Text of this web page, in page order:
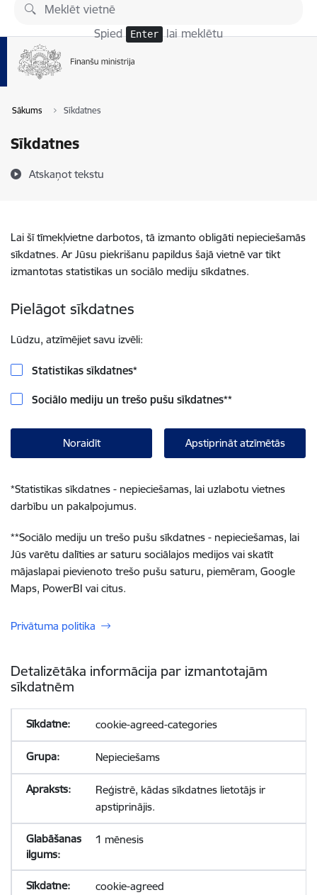
Pāriet uz lapas saturu
Spied Enter lai meklētu
Sākums Sīkdatnes
Sīkdatnes
Atskaņot tekstu
Lai šī tīmekļvietne darbotos, tā izmanto obligāti nepieciešamās
sīkdatnes. Ar Jūsu piekrišanu papildus šajā vietnē var tikt
izmantotas statistikas un sociālo mediju sīkdatnes.
Pielāgot sīkdatnes
Lūdzu, atzīmējiet savu izvēli:
Statistikas sīkdatnes*
Sociālo mediju un trešo pušu sīkdatnes**
Noraidīt Apstiprināt atzīmētās
*Statistikas sīkdatnes - nepieciešamas, lai uzlabotu vietnes
darbību un pakalpojumus.
**Sociālo mediju un trešo pušu sīkdatnes - nepieciešamas, lai
Jūs varētu dalīties ar saturu sociālajos medijos vai skatīt
mājaslapai pievienoto trešo pušu saturu, piemēram, Google
Maps, PowerBI vai citus.
Privātuma politika
Detalizētāka informācija par izmantotajām
sīkdatnēm
cookie-agreed-categories
Nepieciešams
Reģistrē, kādas sīkdatnes lietotājs ir
apstiprinājis.
1 mēnesis
cookie-agreed